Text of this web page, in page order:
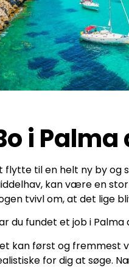
i
flytte til en helt ny by og
kan være en
tvivl om, at det lige
du fundet et job i
kan først og fremmest
for dig at søge.